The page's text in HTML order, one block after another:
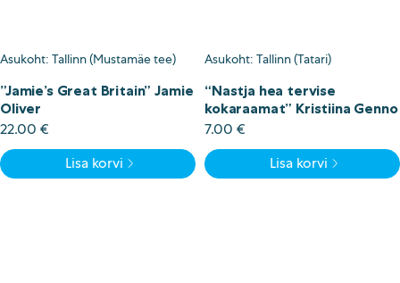
Asukoht: Tallinn (Mustamäe tee)
”Jamie’s Great Britain” Jamie
Oliver
22.00 €
Lisa korvi
Asukoht: Tallinn (Tatari)
“Nastja hea tervise
kokaraamat” Kristiina Genno
7.00 €
Lisa korvi